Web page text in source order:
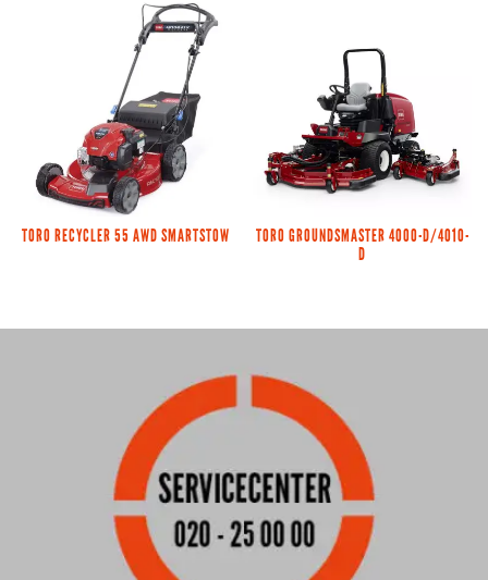
TORO RECYCLER 55 AWD SMARTSTOW
TORO GROUNDSMASTER 4000-D/4010-
D